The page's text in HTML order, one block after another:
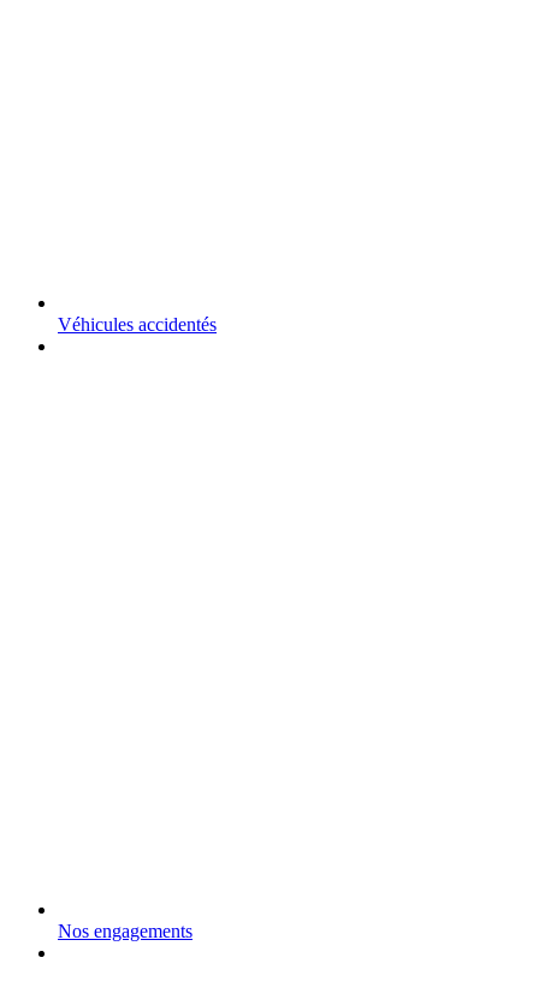
Véhicules accidentés
Nos engagements